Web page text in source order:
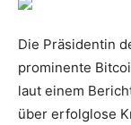
Die Präsidentin
prominente
laut einem
über erfolglose